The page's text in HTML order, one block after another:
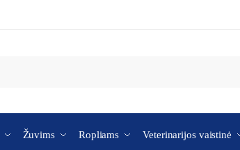
Žuvims Ropliams Veterinarijos vaistinė